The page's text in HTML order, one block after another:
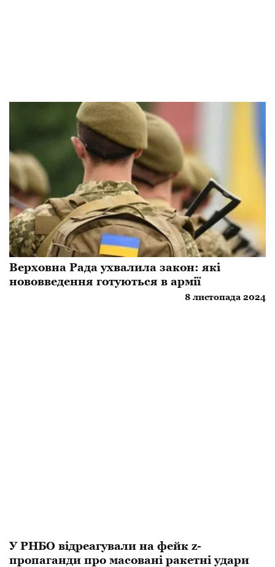
Верховна Рада ухвалила закон: які
нововведення готуються в армії
8 листопада 2024
У РНБО відреагували на фейк z-
пропаганди про масовані ракетні удари